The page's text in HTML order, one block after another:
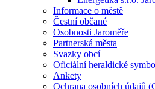
Informace o městě
Čestní občané
Osobnosti Jaroměře
Partnerská města
Svazky obcí
Oficiální heraldické
Ankety
Ochrana osobních údajů